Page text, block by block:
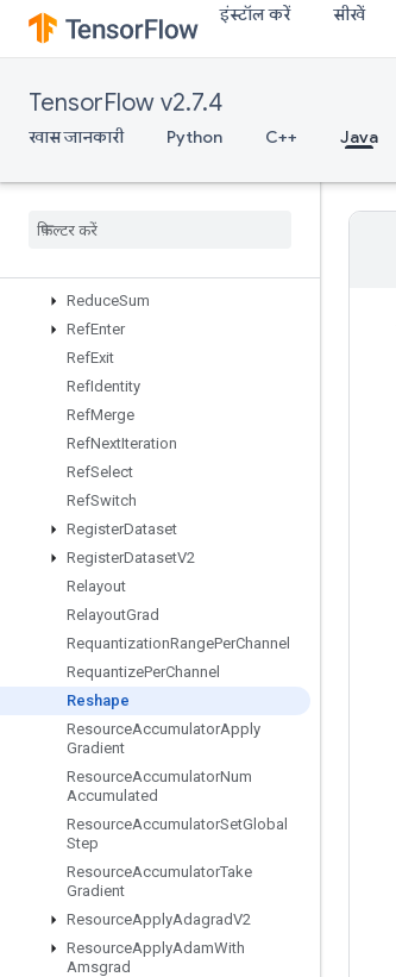
इंस्टॉल करें सीखें
TensorFlow v2.7.4
खास जानकारी Python C++ Java
ReadVariableXlaSplitND
RebatchDataset
Recv
RecvTPUEmbeddingActivations
ReduceAny
ReduceSum
RefEnter
RefExit
RefIdentity
RefMerge
RefNextIteration
RefSelect
RefSwitch
RegisterDataset
RegisterDatasetV2
Relayout
RelayoutGrad
RequantizationRangePerChannel
RequantizePerChannel
Reshape
ResourceAccumulatorApply
Gradient
ResourceAccumulatorNum
Accumulated
ResourceAccumulatorSetGlobal
Step
ResourceAccumulatorTake
Gradient
ResourceApplyAdagradV2
ResourceApplyAdamWith
Amsgrad